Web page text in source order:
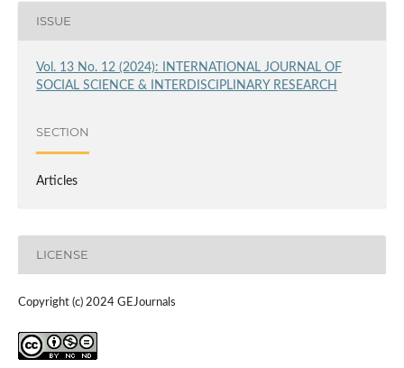
ISSUE
Vol. 13 No. 12 (2024): INTERNATIONAL JOURNAL OF
SOCIAL SCIENCE & INTERDISCIPLINARY RESEARCH
SECTION
Articles
LICENSE
Copyright (c) 2024 GEJournals